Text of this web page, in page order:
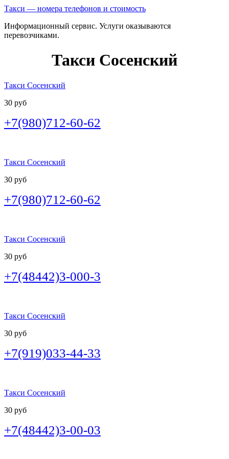
Такси — номера телефонов и стоимость
Информационный сервис. Услуги оказываются
перевозчиками.
Такси Сосенский
Такси Сосенский
30 руб
+7(980)712-60-62
Такси Сосенский
30 руб
+7(980)712-60-62
Такси Сосенский
30 руб
+7(48442)3-000-3
Такси Сосенский
30 руб
+7(919)033-44-33
Такси Сосенский
30 руб
+7(48442)3-00-03